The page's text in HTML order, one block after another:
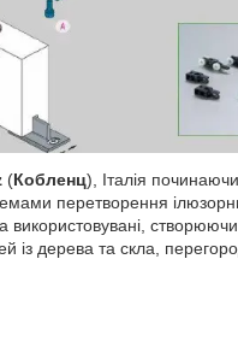
(Кобленц), Італія
перетворення
використовувані,
із дерева та скла,